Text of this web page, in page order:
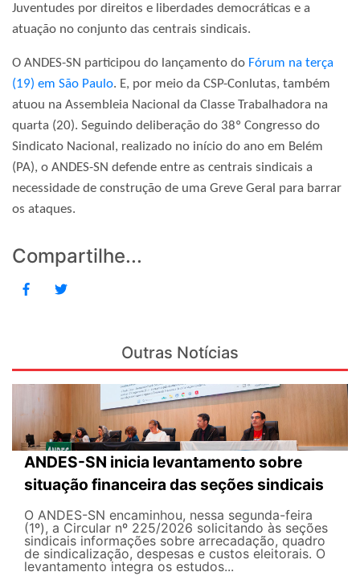
Juventudes por direitos e liberdades democráticas e a
atuação no conjunto das centrais sindicais.
O ANDES-SN participou do lançamento do Fórum na terça
(19) em São Paulo. E, por meio da CSP-Conlutas, também
atuou na Assembleia Nacional da Classe Trabalhadora na
quarta (20). Seguindo deliberação do 38º Congresso do
Sindicato Nacional, realizado no início do ano em Belém
(PA), o ANDES-SN defende entre as centrais sindicais a
necessidade de construção de uma Greve Geral para barrar
os ataques.
Compartilhe...
Outras Notícias
ANDES-SN inicia levantamento sobre
situação financeira das seções sindicais
O ANDES-SN encaminhou, nessa segunda-feira
(1º), a Circular nº 225/2026 solicitando às seções
sindicais informações sobre arrecadação, quadro
de sindicalização, despesas e custos eleitorais. O
levantamento integra os estudos...